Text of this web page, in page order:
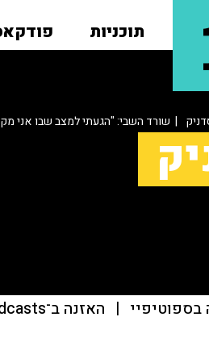
תוכניות
| שורד השבי: "הגעתי למצב שבו אני
בספוטיפיי | האזנה ב־Apple Podcasts